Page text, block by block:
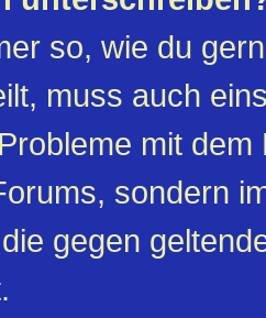
so, wie du
muss auch
mit
sondern
gegen